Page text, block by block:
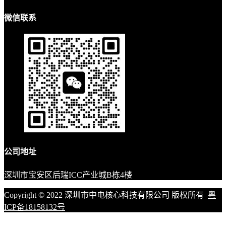
微信联系
公司地址
深圳市宝安区后瑞ICC产业城B栋4楼
Copyright © 2022 深圳市中电核心科技有限公司 版权所有 粤
ICP备18158132号